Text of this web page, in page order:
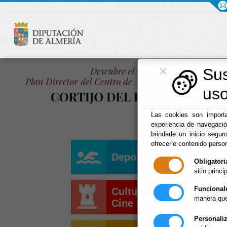
×
Las cookies son
experiencia de
brindarle un inicio
ofrecerle contenido
sitio
manera
Deportes
Cultura y
Cine